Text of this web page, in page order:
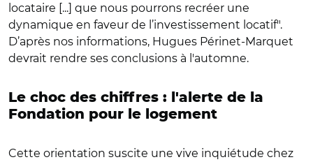
locataire [...] que nous pourrons recréer une
dynamique en faveur de l’investissement locatif".
D’après nos informations, Hugues Périnet-Marquet
devrait rendre ses conclusions à l'automne.
Le choc des chiffres : l'alerte de la
Fondation pour le logement
Cette orientation suscite une vive inquiétude chez